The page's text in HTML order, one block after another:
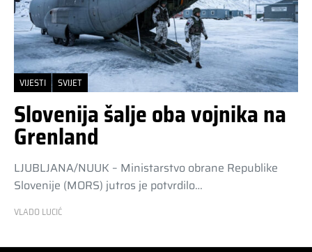
VIJESTI SVIJET
Slovenija šalje oba vojnika na
Grenland
LJUBLJANA/NUUK – Ministarstvo obrane Republike
Slovenije (MORS) jutros je potvrdilo…
VLADO LUCIĆ